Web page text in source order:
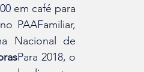
em café para
PAAFamiliar,
Nacional de
Para 2018, o